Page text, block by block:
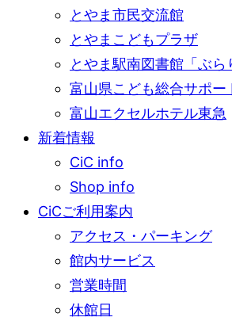
とやま市民交流館
とやまこどもプラザ
とやま駅南図書館「ぶら
富山県こども総合サポー
富山エクセルホテル東急
新着情報
CiC info
Shop info
CiCご利用案内
アクセス・パーキング
館内サービス
営業時間
休館日